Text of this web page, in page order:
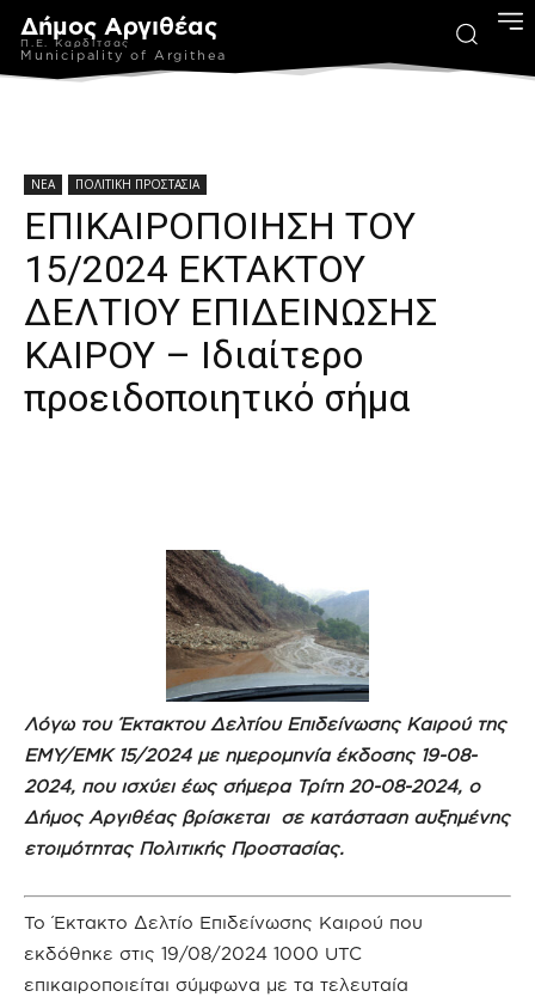
Δήμος Αργιθέας
Π.Ε. Καρδίτσας
Municipality of Argithea
ΝΕΑ ΠΟΛΙΤΙΚΗ ΠΡΟΣΤΑΣΙΑ
ΕΠΙΚΑΙΡΟΠΟΙΗΣΗ ΤΟΥ
15/2024 ΕΚΤΑΚΤΟΥ
ΔΕΛΤΙΟΥ ΕΠΙΔΕΙΝΩΣΗΣ
ΚΑΙΡΟΥ – Ιδιαίτερο
προειδοποιητικό σήμα
Λόγω του Έκτακτου Δελτίου Επιδείνωσης Καιρού της
ΕΜΥ/ΕΜΚ 15/2024 με ημερομηνία έκδοσης 19-08-
2024, που ισχύει έως σήμερα Τρίτη 20-08-2024, ο
Δήμος Αργιθέας βρίσκεται σε κατάσταση αυξημένης
ετοιμότητας Πολιτικής Προστασίας.
Το Έκτακτο Δελτίο Επιδείνωσης Καιρού που
εκδόθηκε στις 19/08/2024 1000 UTC
επικαιροποιείται σύμφωνα με τα τελευταία